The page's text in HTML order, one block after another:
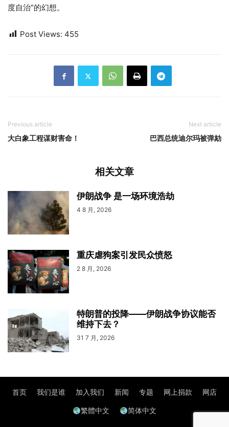
度自治”的幻想。
Post Views: 455
Previous article
大白象工程谋财害命！
Next article
巴西总统迪尔玛被弹劾
相关文章
伊朗战争 是一场环境浩劫
4 8 月, 2026
重庆虐狗案引发民众愤怒
2 8 月, 2026
特朗普的投降——伊朗战争协议能否
维持下去？
31 7 月, 2026
首页 我们是谁 加入我们 新闻 专题 网上捐款 网店
繁體中文 简体中文